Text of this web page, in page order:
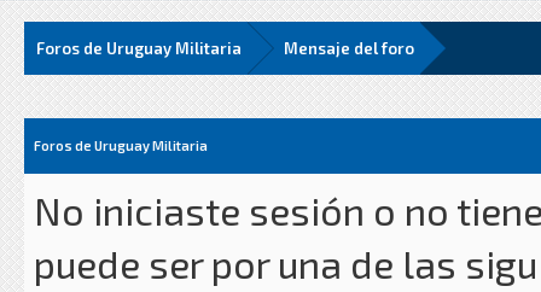
Foros de Uruguay Militaria Mensaje del foro
Foros de Uruguay Militaria
No iniciaste sesión o no
puede ser por una de las